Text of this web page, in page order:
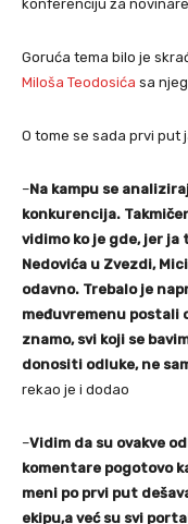
konferenciju za novinare.
Goruća tema bilo je
Miloša Teodosića sa
O tome se sada prvi put
–Na kampu se
konkurencija.
vidimo ko je gde, jer
Nedovića u Zvezdi,
odavno. Trebalo je
međuvremenu postali
znamo, svi koji se
donositi odluke, ne
rekao je i dodao
–Vidim da su ovakve
komentare pogotovo
meni po prvi put
ekipu,a već su svi